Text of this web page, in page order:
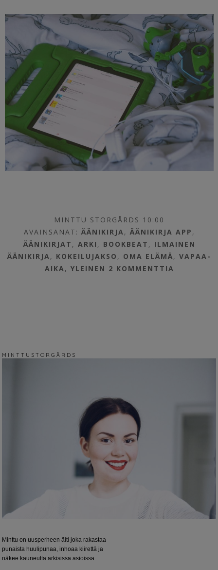
MINTTU STORGÅRDS 10:00
AVAINSANAT: ÄÄNIKIRJA, ÄÄNIKIRJA APP ,
ÄÄNIKIRJAT , ARKI , BOOKBEAT , ILMAINEN
ÄÄNIKIRJA, KOKEILUJAKSO , OMA ELÄMÄ,VAPAA-
AIKA, YLEINEN 2 KOMMENTTIA
M I N T T U S T O R G Å R D S
Minttu on uusperheen äiti joka rakastaa
punaista huulipunaa, inhoaa kiirettä ja
näkee kauneutta arkisissa asioissa.